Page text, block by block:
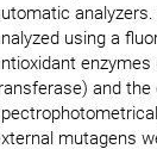
using a
and the
mutagens